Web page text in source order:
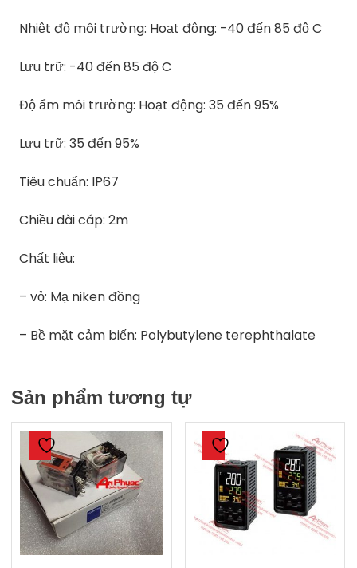
Nhiệt độ môi trường: Hoạt động: -40 đến 85 độ C
Lưu trữ: -40 đến 85 độ C
Độ ẩm môi trường: Hoạt động: 35 đến 95%
Lưu trữ: 35 đến 95%
Tiêu chuẩn: IP67
Chiều dài cáp: 2m
Chất liệu:
– vỏ: Mạ niken đồng
– Bề mặt cảm biến: Polybutylene terephthalate
Sản phẩm tương tự